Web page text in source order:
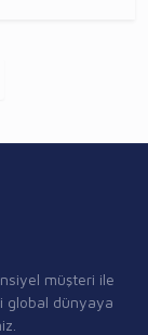
müşteri ile
global dünyaya